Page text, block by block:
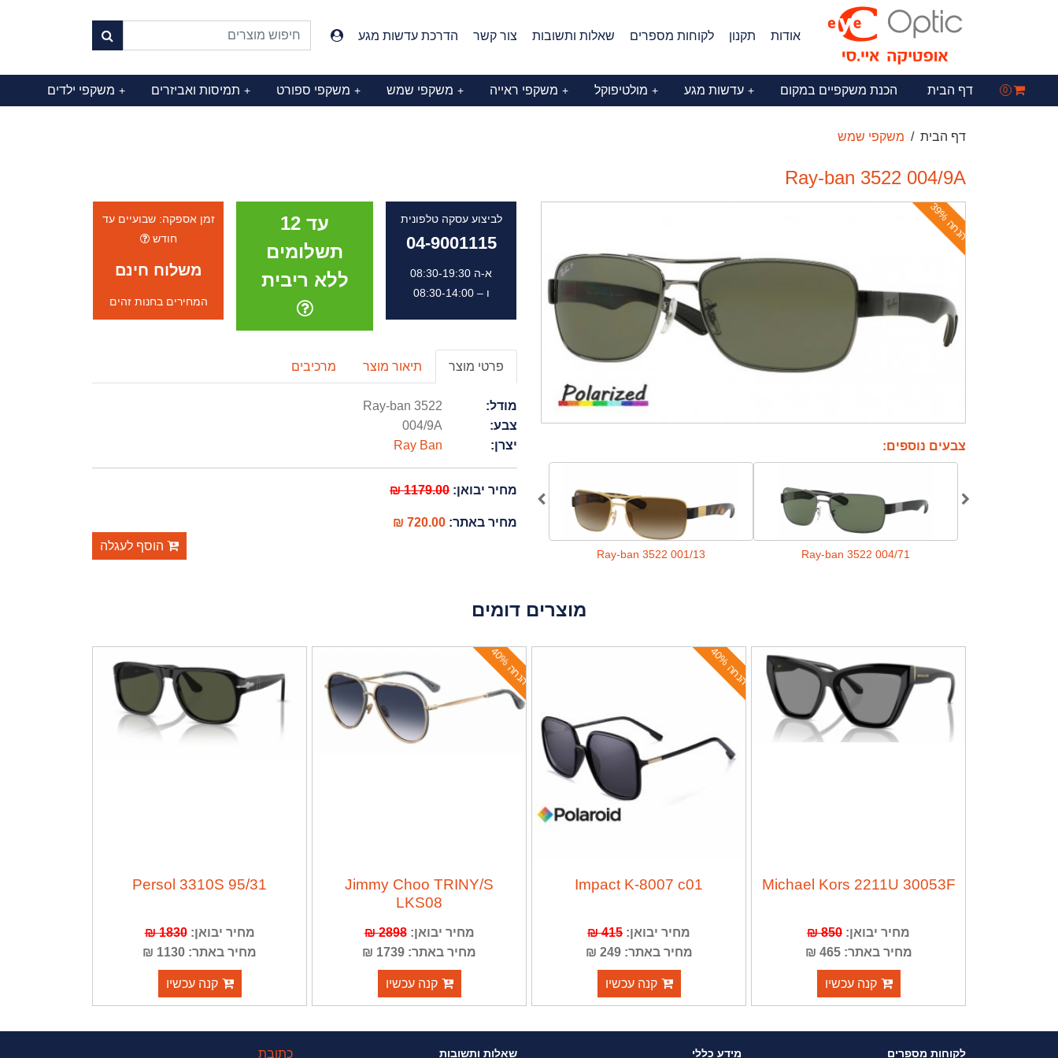
אודות תקנון לקוחות מספרים שאלות ותשובות צור קשר הדרכת עדשות מגע
0 דף הבית הכנת משקפיים במקום עדשות מגע + מולטיפוקל + משקפי ראייה + משקפי שמש + משקפי ספורט + תמיסות ואביזרים + משקפי ילדים +
דף הבית משקפי שמש
Ray-ban 3522 004/9A
ה
נ
ח
ה
3
9
%
צבעים נוספים:
Ray-ban 3522 004/71
Ray-ban 3522 001/13
לביצוע עסקה טלפונית
04-9001115
א-ה 08:30-19:30
ו – 08:30-14:00
עד 12
תשלומים
ללא ריבית
זמן אספקה: שבועיים עד
חודש
משלוח חינם
המחירים בחנות זהים
פרטי מוצר תיאור מוצר מרכיבים
מודל:
Ray-ban 3522
צבע:
004/9A
יצרן:
Ray Ban
מחיר יבואן: 1179.00 ₪
מחיר באתר: 720.00 ₪
הוסף לעגלה
מוצרים דומים
Michael Kors 2211U 30053F
מחיר יבואן: 850 ₪
מחיר באתר: 465 ₪
קנה עכשיו
ה
נ
ח
ה
4
0
%
Impact K-8007 c01
מחיר יבואן: 415 ₪
מחיר באתר: 249 ₪
קנה עכשיו
ה
נ
ח
ה
4
0
%
Jimmy Choo TRINY/S
LKS08
מחיר יבואן:2898 ₪
מחיר באתר: 1739 ₪
קנה עכשיו
Persol 3310S 95/31
מחיר יבואן:1830 ₪
מחיר באתר: 1130 ₪
קנה עכשיו
לקוחות מספרים מידע כללי שאלות ותשובות כתובת